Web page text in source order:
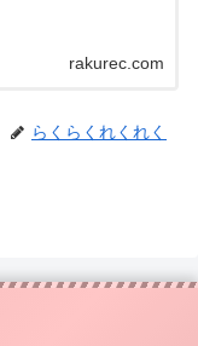
rakurec.com
らくらくれくれく